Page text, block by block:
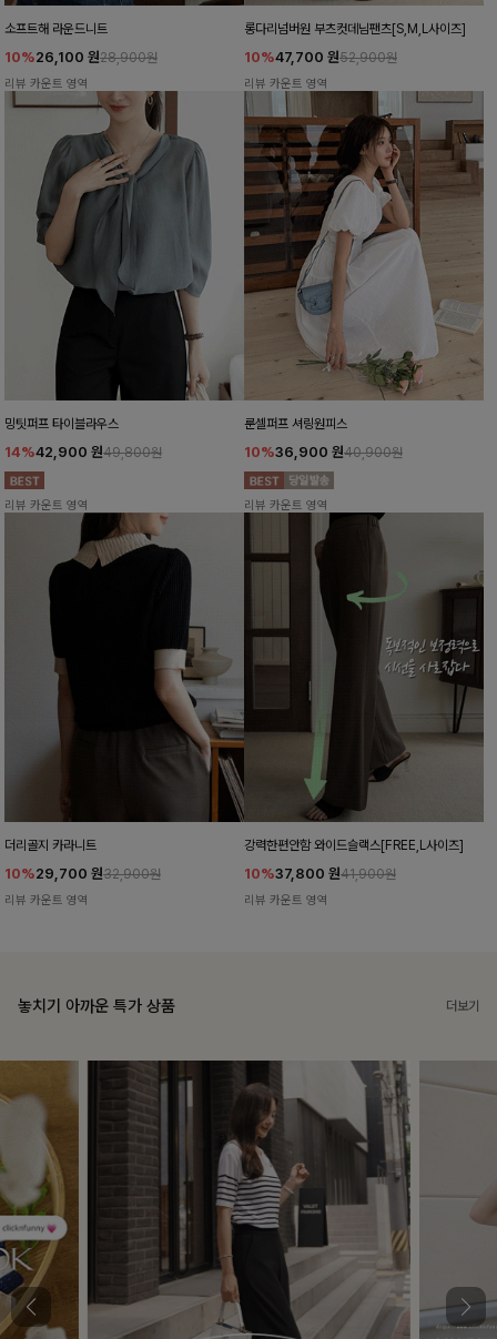
소프트해 라운드니트
10%26,100 원28,900원
리뷰 카운트 영역
롱다리넘버원 부츠컷데님팬츠[S,M,L사이즈]
10%47,700 원52,900원
리뷰 카운트 영역
밍팃퍼프 타이블라우스
14%42,900 원49,800원
리뷰 카운트 영역
룬셀퍼프 셔링원피스
10%36,900 원40,900원
리뷰 카운트 영역
더리골지 카라니트
10%29,700 원32,900원
리뷰 카운트 영역
강력한편안함 와이드슬랙스[FREE,L사이즈]
10%37,800 원41,900원
리뷰 카운트 영역
놓치기 아까운 특가 상품 더보기